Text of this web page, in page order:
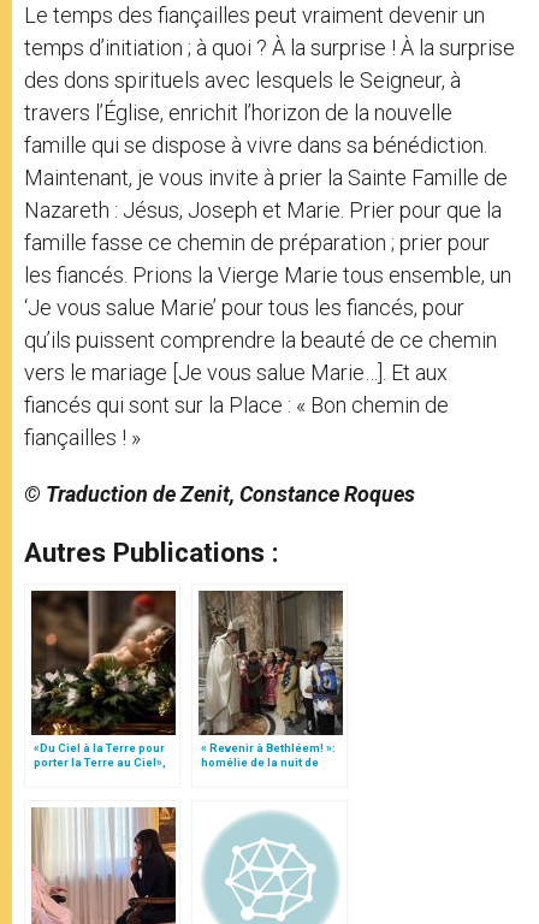
Le temps des fiançailles peut vraiment devenir un
temps d’initiation ; à quoi ? À la surprise ! À la surprise
des dons spirituels avec lesquels le Seigneur, à
travers l’Église, enrichit l’horizon de la nouvelle
famille qui se dispose à vivre dans sa bénédiction.
Maintenant, je vous invite à prier la Sainte Famille de
Nazareth : Jésus, Joseph et Marie. Prier pour que la
famille fasse ce chemin de préparation ; prier pour
les fiancés. Prions la Vierge Marie tous ensemble, un
‘Je vous salue Marie’ pour tous les fiancés, pour
qu’ils puissent comprendre la beauté de ce chemin
vers le mariage [Je vous salue Marie…]. Et aux
fiancés qui sont sur la Place : « Bon chemin de
fiançailles ! »
© Traduction de Zenit, Constance Roques
Autres Publications :
«Du Ciel à la Terre pour
porter la Terre au Ciel»,
« Revenir à Bethléem! »:
homélie de la nuit de
Noël (texte complet)